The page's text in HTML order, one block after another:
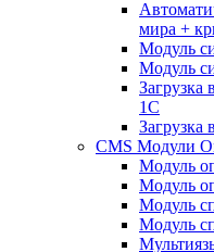
мира +
Модуль
Модуль
1C
CMS Модули
Модуль
Модуль
Модуль
Модуль